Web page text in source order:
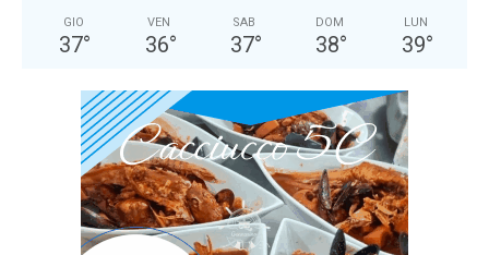
GIO
37°
VEN
36°
SAB
37°
DOM
38°
LUN
39°